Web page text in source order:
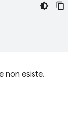
non esiste.